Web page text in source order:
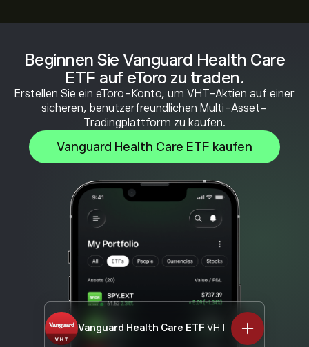
Beginnen Sie Vanguard Health Care
ETF auf eToro zu traden.
Erstellen Sie ein eToro-Konto, um VHT-Aktien auf einer
sicheren, benutzerfreundlichen Multi-Asset-
Tradingplattform zu kaufen.
Vanguard Health Care ETF kaufen
Vanguard Health Care ETF VHT